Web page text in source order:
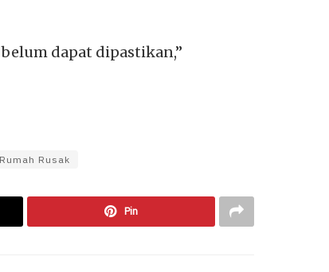
dapat dipastikan,”
Rumah Rusak
Pin